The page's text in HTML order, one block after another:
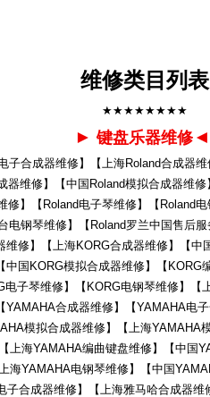
维修类目列表
★★★★★★★★
►键盘乐器维修
子合成器维修】【上海Roland合成器
器维修】【中国Roland模拟合成器维
修】【Roland电子琴维修】【Roland
电钢琴维修】【Roland罗兰中国售后
维修】【上海KORG合成器维修】【
中国KORG模拟合成器维修】【
电子琴维修】【KORG电钢琴维修】
YAMAHA合成器维修】【YAMAHA电
模拟合成器维修】【上海YAMAHA
上海YAMAHA编曲键盘维修】【中国
海YAMAHA电钢琴维修】【中国
子合成器维修】【上海雅马哈合成器